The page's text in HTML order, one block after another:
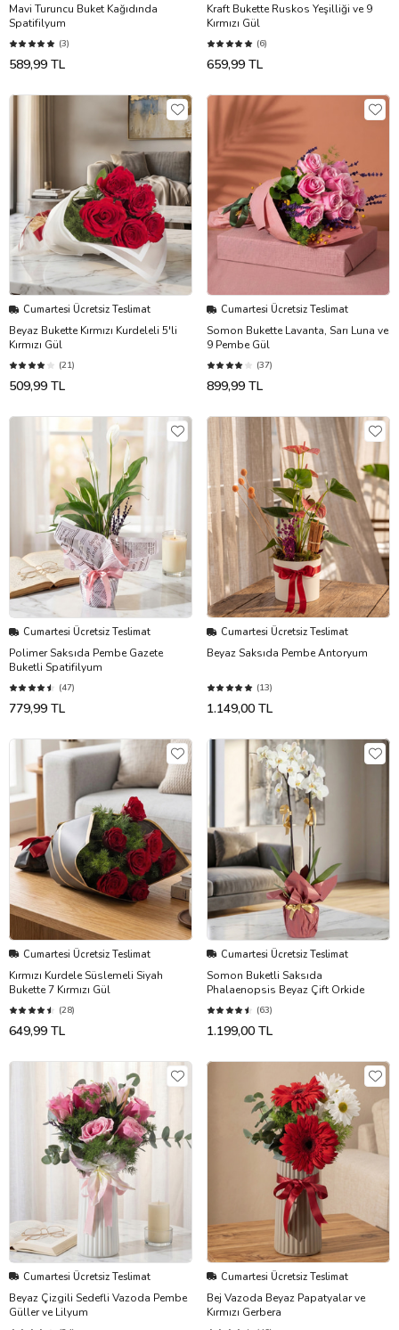
Mavi Turuncu Buket Kağıdında
Spatifilyum
(3)
589,99 TL
Kraft Bukette Ruskos Yeşilliği ve 9
Kırmızı Gül
(6)
659,99 TL
Cumartesi Ücretsiz Teslimat
Beyaz Bukette Kırmızı Kurdeleli 5'li
Kırmızı Gül
(21)
509,99 TL
Cumartesi Ücretsiz Teslimat
Somon Bukette Lavanta, Sarı Luna ve
9 Pembe Gül
(37)
899,99 TL
Cumartesi Ücretsiz Teslimat
Polimer Saksıda Pembe Gazete
Buketli Spatifilyum
(47)
779,99 TL
Cumartesi Ücretsiz Teslimat
Beyaz Saksıda Pembe Antoryum
(13)
1.149,00 TL
Cumartesi Ücretsiz Teslimat
Kırmızı Kurdele Süslemeli Siyah
Bukette 7 Kırmızı Gül
(28)
649,99 TL
Cumartesi Ücretsiz Teslimat
Somon Buketli Saksıda
Phalaenopsis Beyaz Çift Orkide
(63)
1.199,00 TL
Cumartesi Ücretsiz Teslimat
Beyaz Çizgili Sedefli Vazoda Pembe
Güller ve Lilyum
Cumartesi Ücretsiz Teslimat
Bej Vazoda Beyaz Papatyalar ve
Kırmızı Gerbera